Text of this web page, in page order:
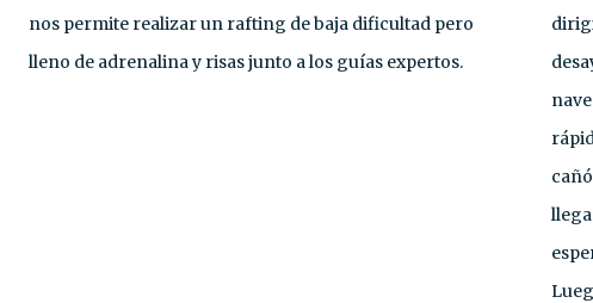
nos permite realizar un rafting de baja dificultad pero
lleno de adrenalina y risas junto a los guías expertos.